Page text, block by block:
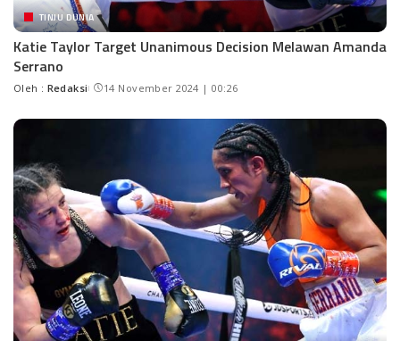
TINJU DUNIA
Katie Taylor Target Unanimous Decision Melawan Amanda
Serrano
Oleh : Redaksi 14 November 2024 | 00:26